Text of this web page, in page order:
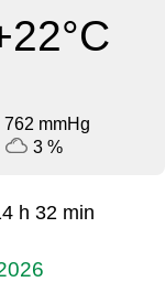
762 mmHg
3 %
h 32 min